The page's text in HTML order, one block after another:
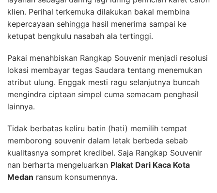
klien. Perihal terkemuka dilakukan bakal membina
kepercayaan sehingga hasil menerima sampai ke
ketupat bengkulu nasabah ala tertinggi.
Pakai menahbiskan Rangkap Souvenir menjadi resolusi
lokasi membayar tegas Saudara tentang menemukan
atribut ulung. Enggak mesti ragu selanjutnya buncah
mengindra ciptaan simpel cuma semacam penghasil
lainnya.
Tidak berbatas keliru batin (hati) memilih tempat
memborong souvenir dalam letak berbeda sebab
kualitasnya sompret kredibel. Saja Rangkap Souvenir
nan berharta mengeluarkan Plakat Dari Kaca Kota
Medan ransum konsumennya.